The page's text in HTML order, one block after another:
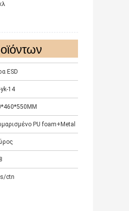
ESD
yk-14
PU foam+Metal
ctn